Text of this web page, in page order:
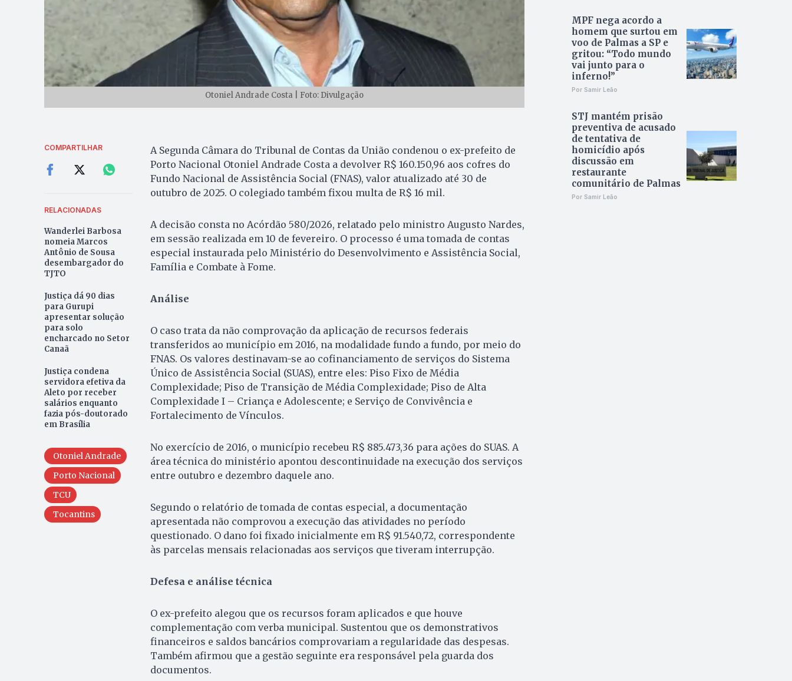
Otoniel Andrade Costa | Foto: Divulgação
COMPARTILHAR
RELACIONADAS
Wanderlei Barbosa
nomeia Marcos
Antônio de Sousa
desembargador do
TJTO
Justiça dá 90 dias
para Gurupi
apresentar solução
para solo
encharcado no Setor
Canaã
Justiça condena
servidora efetiva da
Aleto por receber
salários enquanto
fazia pós-doutorado
em Brasília
Otoniel Andrade
Porto Nacional
TCU
Tocantins
A Segunda Câmara do Tribunal de Contas da União condenou o ex-prefeito de
Porto Nacional Otoniel Andrade Costa a devolver R$ 160.150,96 aos cofres do
Fundo Nacional de Assistência Social (FNAS), valor atualizado até 30 de
outubro de 2025. O colegiado também fixou multa de R$ 16 mil.
A decisão consta no Acórdão 580/2026, relatado pelo ministro Augusto Nardes,
em sessão realizada em 10 de fevereiro. O processo é uma tomada de contas
especial instaurada pelo Ministério do Desenvolvimento e Assistência Social,
Família e Combate à Fome.
Análise
O caso trata da não comprovação da aplicação de recursos federais
transferidos ao município em 2016, na modalidade fundo a fundo, por meio do
FNAS. Os valores destinavam-se ao cofinanciamento de serviços do Sistema
Único de Assistência Social (SUAS), entre eles: Piso Fixo de Média
Complexidade; Piso de Transição de Média Complexidade; Piso de Alta
Complexidade I – Criança e Adolescente; e Serviço de Convivência e
Fortalecimento de Vínculos.
No exercício de 2016, o município recebeu R$ 885.473,36 para ações do SUAS. A
área técnica do ministério apontou descontinuidade na execução dos serviços
entre outubro e dezembro daquele ano.
Segundo o relatório de tomada de contas especial, a documentação
apresentada não comprovou a execução das atividades no período
questionado. O dano foi fixado inicialmente em R$ 91.540,72, correspondente
às parcelas mensais relacionadas aos serviços que tiveram interrupção.
Defesa e análise técnica
O ex-prefeito alegou que os recursos foram aplicados e que houve
complementação com verba municipal. Sustentou que os demonstrativos
financeiros e saldos bancários comprovariam a regularidade das despesas.
Também afirmou que a gestão seguinte era responsável pela guarda dos
documentos.
MPF nega acordo a
homem que surtou em
voo de Palmas a SP e
gritou: “Todo mundo
vai junto para o
inferno!”
Por Samir Leão
STJ mantém prisão
preventiva de acusado
de tentativa de
homicídio após
discussão em
restaurante
comunitário de Palmas
Por Samir Leão